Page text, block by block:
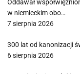
Oddawał
w niemieckim obo…
7 sierpnia 2026
300 lat od kanonizacji
6 sierpnia 2026